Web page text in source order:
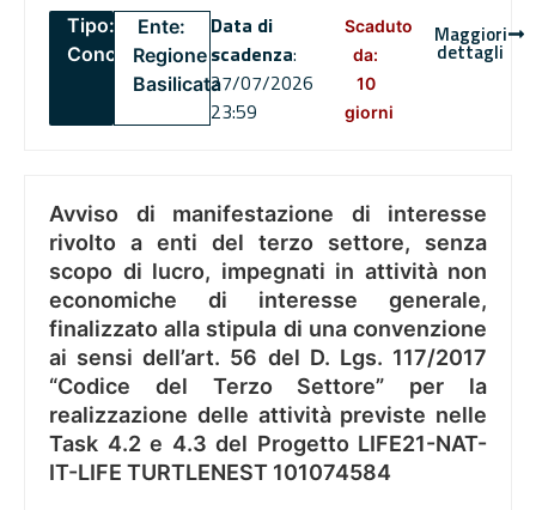
Tipo:
Concorsi
Ente:
Regione
Basilicata
Data di
scadenza:
27/07/2026
23:59
Scaduto
da:
10
giorni
Maggiori
dettagli
Avviso di manifestazione di interesse
rivolto a enti del terzo settore, senza
scopo di lucro, impegnati in attività non
economiche di interesse generale,
finalizzato alla stipula di una convenzione
ai sensi dell’art. 56 del D. Lgs. 117/2017
“Codice del Terzo Settore” per la
realizzazione delle attività previste nelle
Task 4.2 e 4.3 del Progetto LIFE21-NAT-
IT-LIFE TURTLENEST 101074584